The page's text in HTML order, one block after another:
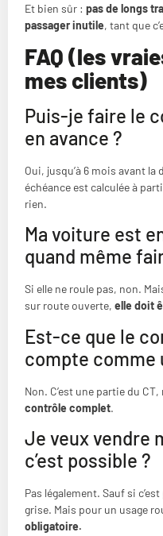
Et bien sûr : pas de longs
passager inutile, tant que
FAQ (les
mes clients)
Puis-je faire le
en avance ?
Oui, jusqu’à 6 mois avant
échéance est calculée à
rien.
Ma voiture est
quand même
Si elle ne roule pas, non.
sur route ouverte, elle doit
Est-ce que le
compte comme
Non. C’est une partie du CT,
contrôle complet.
Je veux vendre
c’est possible ?
Pas légalement. Sauf si
grise. Mais pour un usage
obligatoire.